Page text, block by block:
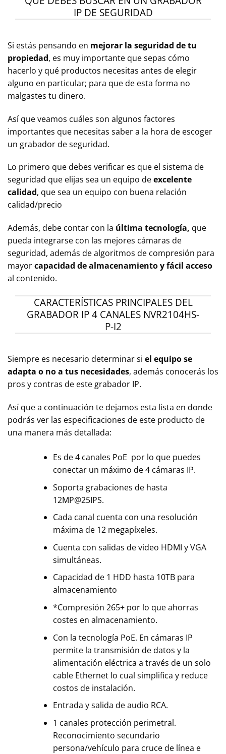
IP DE SEGURIDAD
Si estás pensando en mejorar la seguridad de tu
propiedad, es muy importante que sepas cómo
hacerlo y qué productos necesitas antes de elegir
alguno en particular; para que de esta forma no
malgastes tu dinero.
Así que veamos cuáles son algunos factores
importantes que necesitas saber a la hora de escoger
un grabador de seguridad.
Lo primero que debes verificar es que el sistema de
seguridad que elijas sea un equipo deexcelente
calidad, que sea un equipo con buena relación
calidad/precio
Además, debe contar con la última tecnología, que
pueda integrarse con las mejores cámaras de
seguridad, además de algoritmos de compresión para
mayorcapacidad de almacenamiento y fácil acceso
al contenido.
CARACTERÍSTICAS PRINCIPALES DEL
GRABADOR IP 4 CANALES NVR2104HS-
P-I2
Siempre es necesario determinar si el equipo se
adapta o no a tus necesidades, además conocerás los
pros y contras de este grabador IP.
Así que a continuación te dejamos esta lista en donde
podrás ver las especificaciones de este producto de
una manera más detallada:
Es de 4 canales PoE por lo que puedes
conectar un máximo de 4 cámaras IP.
Soporta grabaciones de hasta
12MP@25IPS.
Cada canal cuenta con una resolución
máxima de 12 megapíxeles.
Cuenta con salidas de video HDMI y VGA
simultáneas.
Capacidad de 1 HDD hasta 10TB para
almacenamiento
*Compresión 265+ por lo que ahorras
costes en almacenamiento.
Con la tecnología PoE. En cámaras IP
permite la transmisión de datos y la
alimentación eléctrica a través de un solo
cable Ethernet lo cual simplifica y reduce
costos de instalación.
Entrada y salida de audio RCA.
1 canales protección perimetral.
Reconocimiento secundario
persona/vehículo para cruce de línea e